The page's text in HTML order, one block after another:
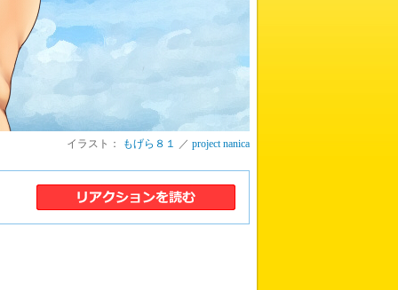
イラスト： もげら８１ ／ project nanica